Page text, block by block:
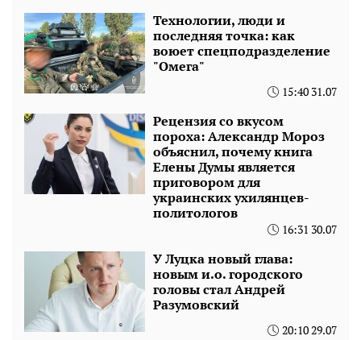
Технологии, люди и
последняя точка: как
воюет спецподразделение
"Омега"
15:40 31.07
Рецензия со вкусом
пороха: Александр Мороз
объяснил, почему книга
Елены Думы является
приговором для
украинских ухилянцев-
политологов
16:31 30.07
У Луцка новый глава:
новым и.о. городского
головы стал Андрей
Разумовский
20:10 29.07